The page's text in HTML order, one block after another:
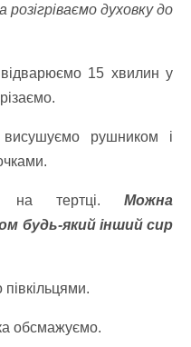
духовку до
15 хвилин у
рушником і
на тертці. Можна
будь-який інший сир
обсмажуємо.